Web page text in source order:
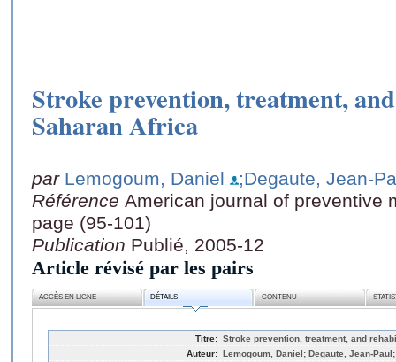
Stroke prevention, treatment,
Saharan Africa
par Lemogoum, Daniel
;Degaute, Jean-
Référence American journal of preventive
page (95-101)
Publication Publié, 2005-12
Article révisé par les pairs
ACCÈS EN LIGNE DÉTAILS CONTENU
Titre: Stroke prevention, treatment, and
Auteur: Lemogoum, Daniel; Degaute, Jean-